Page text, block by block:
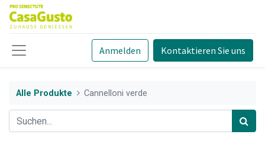
Anmelden Kontaktieren Sie uns
Alle Produkte Cannelloni verde